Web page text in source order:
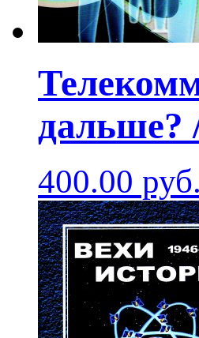
дальше?
400.00 руб.